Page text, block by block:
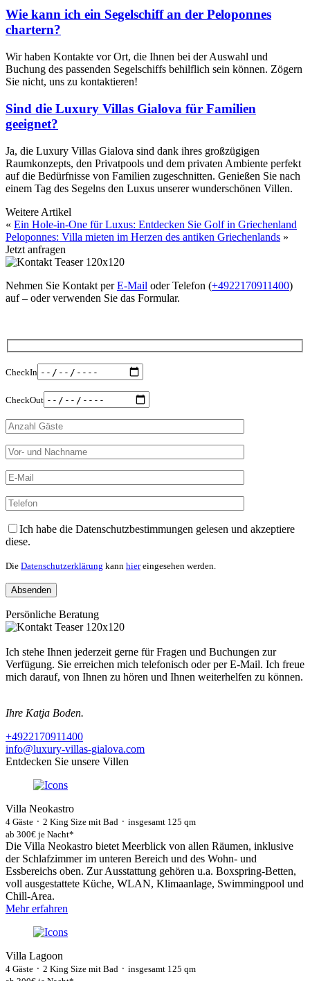
Wie kann ich ein Segelschiff an der Peloponnes
chartern?
Wir haben Kontakte vor Ort, die Ihnen bei der Auswahl und
Buchung des passenden Segelschiffs behilflich sein können. Zögern
Sie nicht, uns zu kontaktieren!
Sind die Luxury Villas Gialova für Familien
geeignet?
Ja, die Luxury Villas Gialova sind dank ihres großzügigen
Raumkonzepts, den Privatpools und dem privaten Ambiente perfekt
auf die Bedürfnisse von Familien zugeschnitten. Genießen Sie nach
einem Tag des Segelns den Luxus unserer wunderschönen Villen.
Weitere Artikel
« Ein Hole-in-One für Luxus: Entdecken Sie Golf in Griechenland
Peloponnes: Villa mieten im Herzen des antiken Griechenlands »
Jetzt anfragen
Nehmen Sie Kontakt perE-Mail oder Telefon (+4922170911400)
auf – oder verwenden Sie das Formular.
CheckIn
CheckOut
Please leave this field empty.
Ich habe die Datenschutzbestimmungen gelesen und akzeptiere
diese.
Die Datenschutzerklärung kann hiereingesehen werden.
Persönliche Beratung
Ich stehe Ihnen jederzeit gerne für Fragen und Buchungen zur
Verfügung. Sie erreichen mich telefonisch oder per E-Mail. Ich freue
mich darauf, von Ihnen zu hören und Ihnen weiterhelfen zu können.
Ihre Katja Boden.
+4922170911400
info@luxury-villas-gialova.com
Entdecken Sie unsere Villen
Villa Neokastro
4 Gäste ᛫ 2 King Size mit Bad ᛫ insgesamt 125 qm
ab 300€ je Nacht*
Die Villa Neokastro bietet Meerblick von allen Räumen, inklusive
der Schlafzimmer im unteren Bereich und des Wohn- und
Essbereichs oben. Zur Ausstattung gehören u.a. Boxspring-Betten,
voll ausgestattete Küche, WLAN, Klimaanlage, Swimmingpool und
Chill-Area.
Mehr erfahren
Villa Lagoon
4 Gäste ᛫ 2 King Size mit Bad ᛫ insgesamt 125 qm